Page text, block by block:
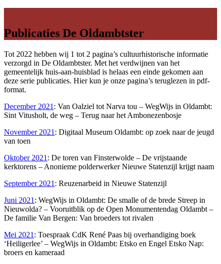
Publicaties De Oldambtster
Tot 2022 hebben wij 1 tot 2 pagina’s cultuurhistorische informatie
verzorgd in De Oldambtster. Met het verdwijnen van het
gemeentelijk huis-aan-huisblad is helaas een einde gekomen aan
deze serie publicaties. Hier kun je onze pagina’s teruglezen in pdf-
format.
December 2021 : Van Oalziel tot Narva tou – WegWijs in Oldambt:
Sint Vitusholt, de weg – Terug naar het Ambonezenbosje
November 2021 : Digitaal Museum Oldambt: op zoek naar de jeugd
van toen
Oktober 2021 : De toren van Finsterwolde – De vrijstaande
kerktorens – Anonieme polderwerker Nieuwe Statenzijl krijgt naam
September 2021 : Reuzenarbeid in Nieuwe Statenzijl
Juni 2021 : WegWijs in Oldambt: De smalle of de brede Streep in
Nieuwolda? – Vooruitblik op de Open Monumentendag Oldambt –
De familie Van Bergen: Van broeders tot rivalen
Mei 2021 : Toespraak CdK René Paas bij overhandiging boek
‘Heiligerlee’ – WegWijs in Oldambt: Etsko en Engel Etsko Nap:
broers en kameraad